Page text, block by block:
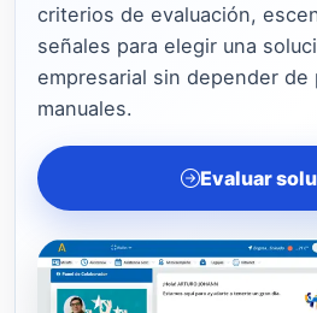
criterios de evaluación,
señales para elegir una
empresarial sin depender de
manuales.
Evaluar